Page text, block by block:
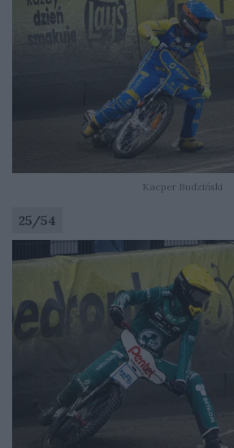
Kacper Budziński
25/54